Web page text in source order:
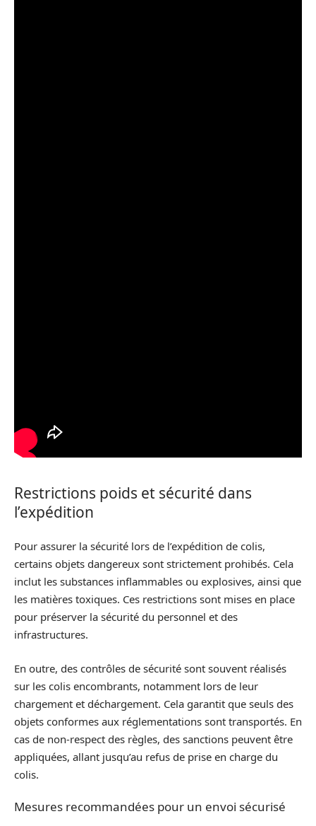
Restrictions poids et sécurité dans
l’expédition
Pour assurer la sécurité lors de l’expédition de colis,
certains objets dangereux sont strictement prohibés. Cela
inclut les substances inflammables ou explosives, ainsi que
les matières toxiques. Ces restrictions sont mises en place
pour préserver la sécurité du personnel et des
infrastructures.
En outre, des contrôles de sécurité sont souvent réalisés
sur les colis encombrants, notamment lors de leur
chargement et déchargement. Cela garantit que seuls des
objets conformes aux réglementations sont transportés. En
cas de non-respect des règles, des sanctions peuvent être
appliquées, allant jusqu’au refus de prise en charge du
colis.
Mesures recommandées pour un envoi sécurisé